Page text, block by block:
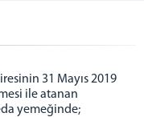
31 Mayıs 2019
ile atanan
yemeğinde;